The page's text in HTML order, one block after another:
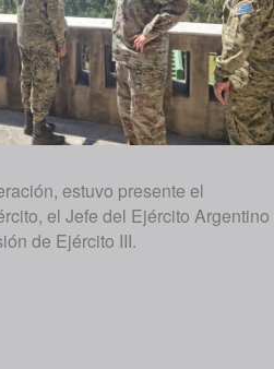
estuvo presente el
el Jefe del Ejército Argentino
de Ejército III.